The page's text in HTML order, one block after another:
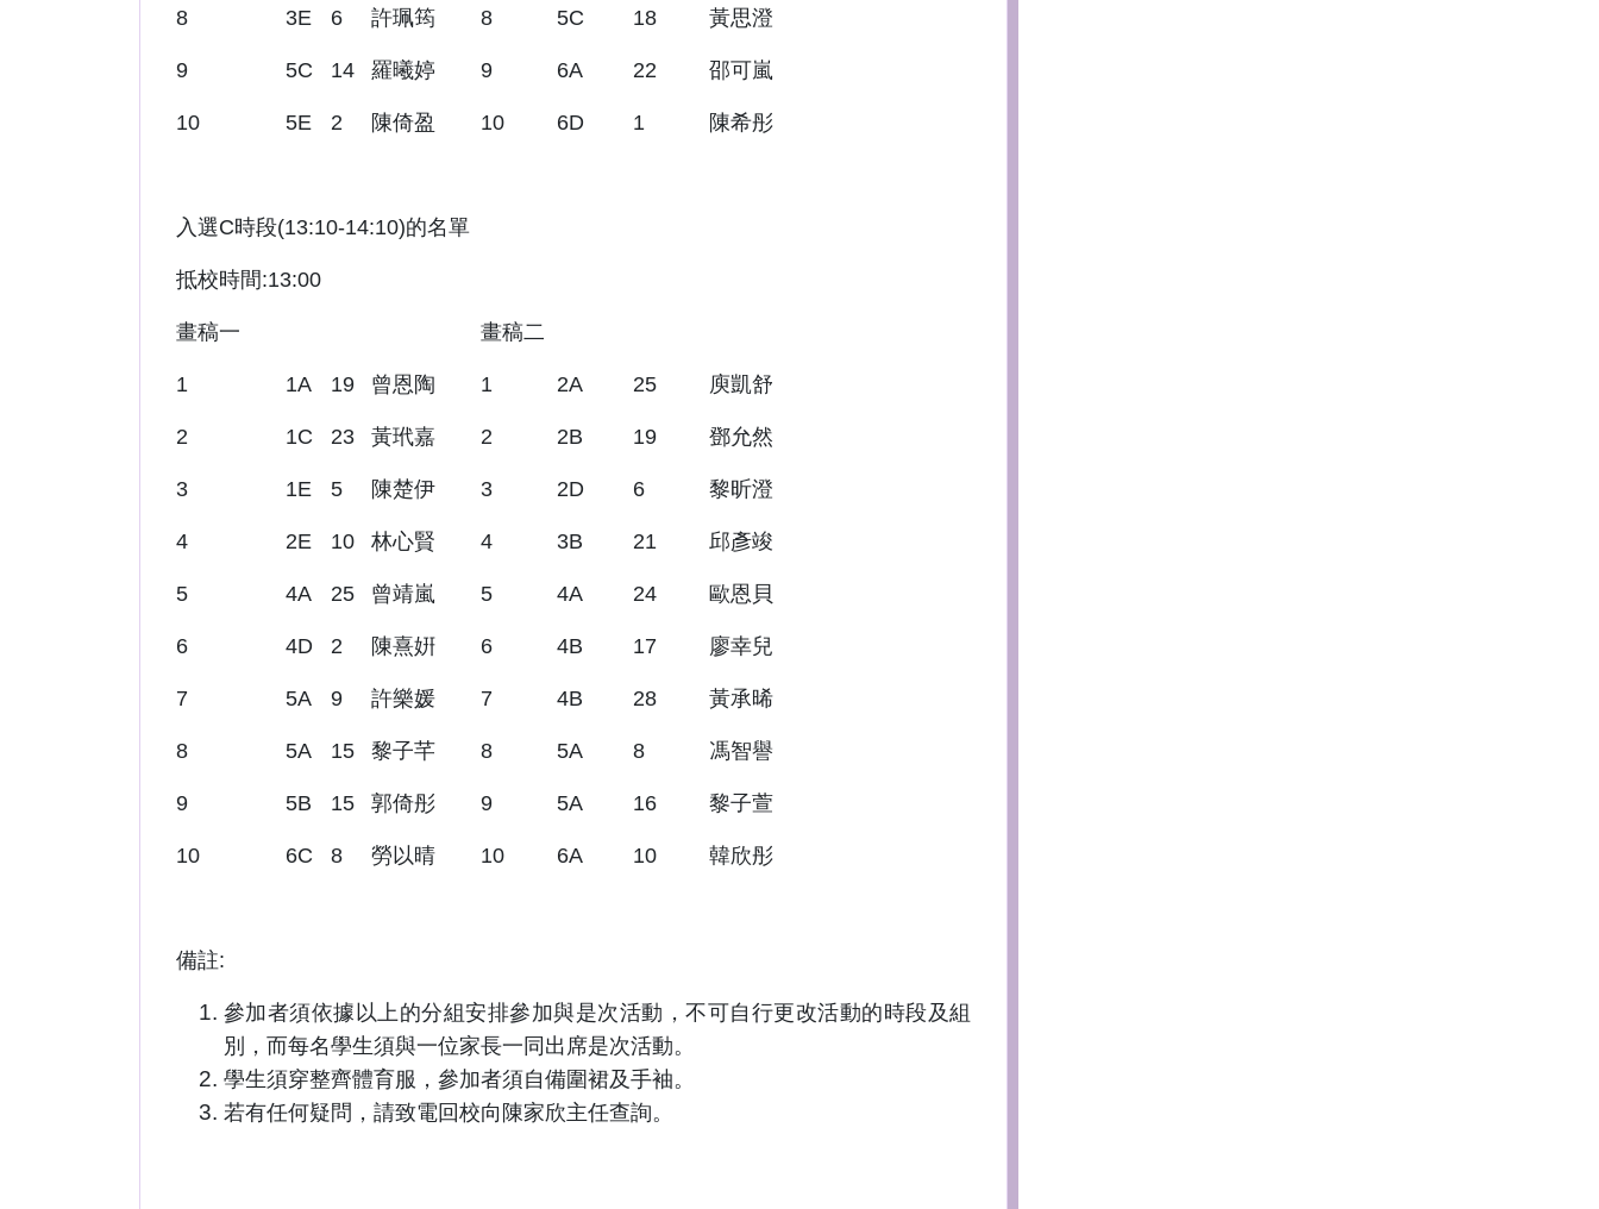
8 3E 6 許珮筠 8 5C 18 黃思澄
9 5C 14 羅曦婷 9 6A 22 邵可嵐
10 5E 2 陳倚盈 10 6D 1 陳希彤
入選C時段(13:10-14:10)的名單
抵校時間:13:00
畫稿一 畫稿二
1 1A 19 曾恩陶 1 2A 25 庾凱舒
2 1C 23 黃玳嘉 2 2B 19 鄧允然
3 1E 5 陳楚伊 3 2D 6 黎昕澄
4 2E 10 林心賢 4 3B 21 邱彥竣
5 4A 25 曾靖嵐 5 4A 24 歐恩貝
6 4D 2 陳熹姸 6 4B 17 廖幸兒
7 5A 9 許樂媛 7 4B 28 黃承晞
8 5A 15 黎子芊 8 5A 8 馮智譽
9 5B 15 郭倚彤 9 5A 16 黎子萱
10 6C 8 勞以晴 10 6A 10 韓欣彤
備註:
參加者須依據以上的分組安排參加與是次活動，不可自行更改活動的時段及組
別，而每名學生須與一位家長一同出席是次活動。
學生須穿整齊體育服，參加者須自備圍裙及手袖。
若有任何疑問，請致電回校向陳家欣主任查詢。